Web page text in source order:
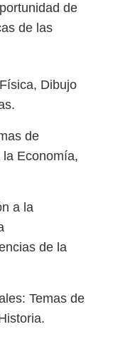
de
de las
Dibujo
de
Economía,
a la
de la
Temas de